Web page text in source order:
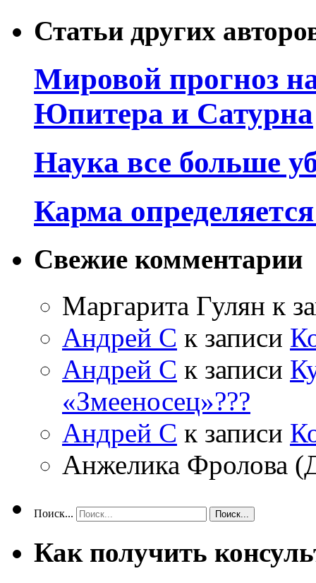
Статьи других
Мировой прогноз
Юпитера и Сатурна
Наука все больше
Карма
Свежие комментарии
Маргарита Гулян к
Андрей С к записи
Андрей С к записи
«Змееносец»???
Андрей С к записи
Анжелика Фролова
Поиск...
Как получить